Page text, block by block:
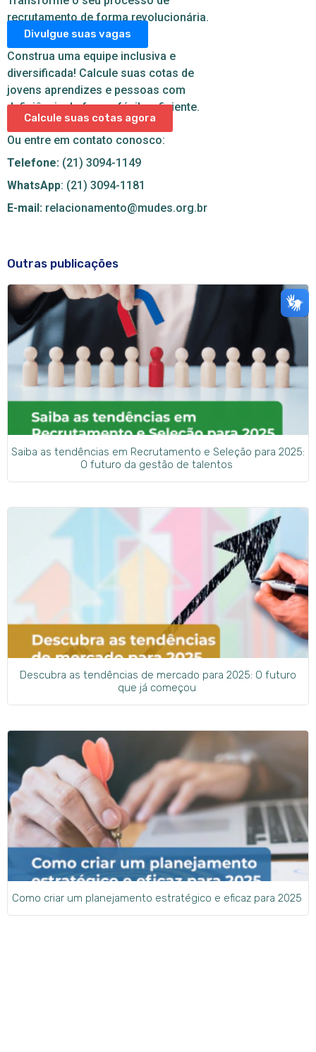
recrutamento de forma revolucionária.
Divulgue suas vagas
Construa uma equipe inclusiva e
diversificada! Calcule suas cotas de
jovens aprendizes e pessoas com
deficiência de forma fácil e eficiente.
Calcule suas cotas agora
Ou entre em contato conosco:
Telefone: (21) 3094-1149
WhatsApp: (21) 3094-1181
E-mail: relacionamento@mudes.org.br
Outras publicações
Saiba as tendências em Recrutamento e Seleção para 2025:
O futuro da gestão de talentos
Descubra as tendências de mercado para 2025: O futuro
que já começou
Como criar um planejamento estratégico e eficaz para 2025